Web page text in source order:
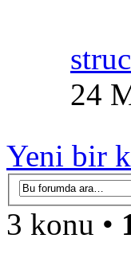
24
Yeni bir
3 konu • 1